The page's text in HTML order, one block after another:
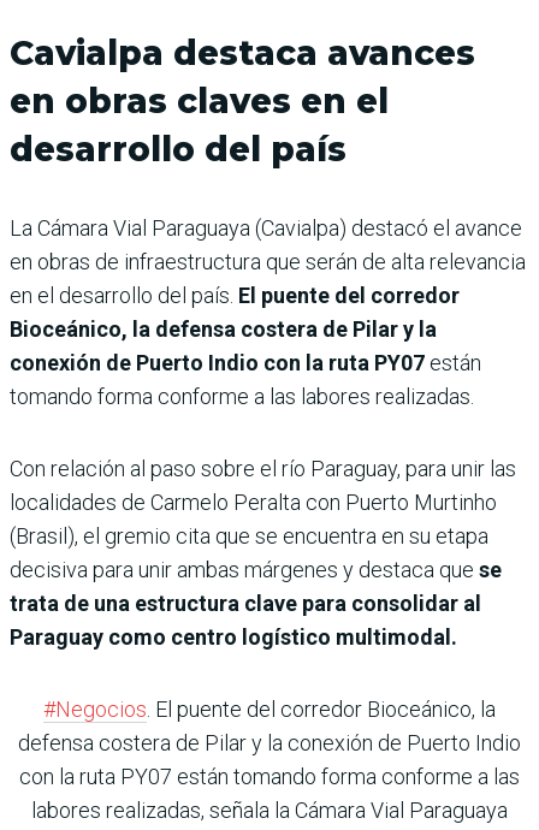
Cavialpa destaca avances
en obras claves en el
desarrollo del país
La Cámara Vial Paraguaya (Cavialpa) destacó el avance
en obras de infraestructura que serán de alta relevancia
en el desarrollo del país. El puente del corredor
Bioceánico, la defensa costera de Pilar y la
conexión de Puerto Indio con la ruta PY07 están
tomando forma conforme a las labores realizadas.
Con relación al paso sobre el río Paraguay, para unir las
localidades de Carmelo Peralta con Puerto Murtinho
(Brasil), el gremio cita que se encuentra en su etapa
decisiva para unir ambas márgenes y destaca que se
trata de una estructura clave para consolidar al
Paraguay como centro logístico multimodal.
#Negocios. El puente del corredor Bioceánico, la
defensa costera de Pilar y la conexión de Puerto Indio
con la ruta PY07 están tomando forma conforme a las
labores realizadas, señala la Cámara Vial Paraguaya